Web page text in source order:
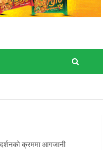
क्रममा आगजानी